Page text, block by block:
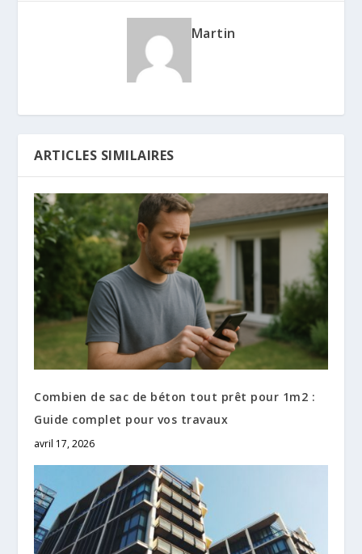
Martin
ARTICLES SIMILAIRES
Combien de sac de béton tout prêt pour 1m2 :
Guide complet pour vos travaux
avril 17, 2026